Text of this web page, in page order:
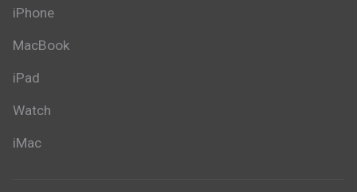
iPhone
MacBook
iPad
Watch
iMac